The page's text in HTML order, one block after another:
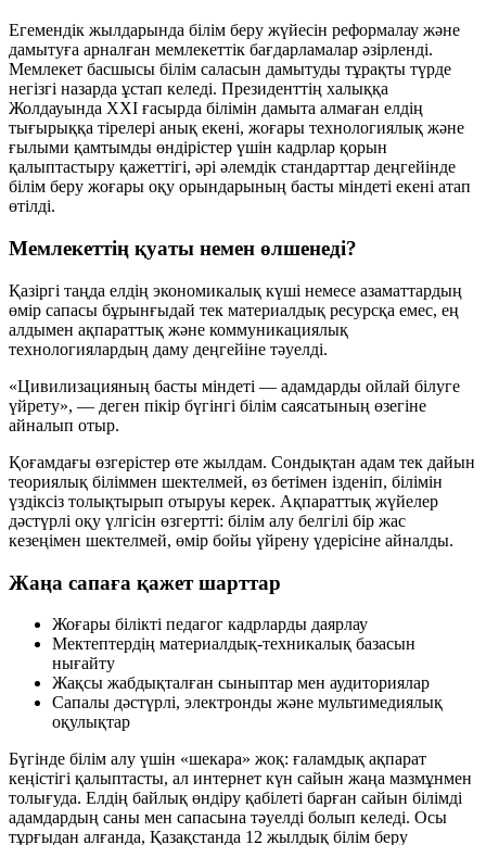
Егемендік жылдарында білім беру жүйесін реформалау және
дамытуға арналған мемлекеттік бағдарламалар әзірленді.
Мемлекет басшысы білім саласын дамытуды тұрақты түрде
негізгі назарда ұстап келеді. Президенттің халыққа
Жолдауында ХХІ ғасырда білімін дамыта алмаған елдің
тығырыққа тірелері анық екені, жоғары технологиялық және
ғылыми қамтымды өндірістер үшін кадрлар қорын
қалыптастыру қажеттігі, әрі әлемдік стандарттар деңгейінде
білім беру жоғары оқу орындарының басты міндеті екені атап
өтілді.
Мемлекеттің қуаты немен өлшенеді?
Қазіргі таңда елдің экономикалық күші немесе азаматтардың
өмір сапасы бұрынғыдай тек материалдық ресурсқа емес, ең
алдымен ақпараттық және коммуникациялық
технологиялардың даму деңгейіне тәуелді.
«Цивилизацияның басты міндеті — адамдарды ойлай білуге
үйрету», — деген пікір бүгінгі білім саясатының өзегіне
айналып отыр.
Қоғамдағы өзгерістер өте жылдам. Сондықтан адам тек дайын
теориялық біліммен шектелмей, өз бетімен ізденіп, білімін
үздіксіз толықтырып отыруы керек. Ақпараттық жүйелер
дәстүрлі оқу үлгісін өзгертті: білім алу белгілі бір жас
кезеңімен шектелмей, өмір бойы үйрену үдерісіне айналды.
Жаңа сапаға қажет шарттар
Жоғары білікті педагог кадрларды даярлау
Мектептердің материалдық-техникалық базасын
нығайту
Жақсы жабдықталған сыныптар мен аудиториялар
Сапалы дәстүрлі, электронды және мультимедиялық
оқулықтар
Бүгінде білім алу үшін «шекара» жоқ: ғаламдық ақпарат
кеңістігі қалыптасты, ал интернет күн сайын жаңа мазмұнмен
толығуда. Елдің байлық өндіру қабілеті барған сайын білімді
адамдардың саны мен сапасына тәуелді болып келеді. Осы
тұрғыдан алғанда, Қазақстанда 12 жылдық білім беру